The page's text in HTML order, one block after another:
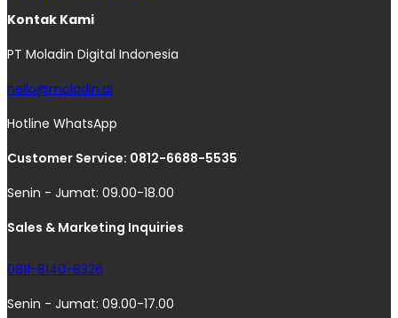
Kontak Kami
PT Moladin Digital Indonesia
hello@moladin.ai
Hotline WhatsApp
Customer Service: 0812-6688-5535
Senin - Jumat: 09.00-18.00
Sales & Marketing Inquiries
0811-8140-8326
Senin - Jumat: 09.00-17.00